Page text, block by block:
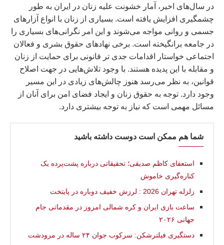
در سال‌های اخیر، آمار خشونت علیه زنان در ایران به طور
چشمگیری افزایش یافته است. بسیاری از زنان با انواع آزارهای
جسمی و روانی مواجه می‌شوند و این امر نگرانی‌های بسیاری را
در جامعه برانگیخته است. برخی نهادهای حقوق بشری و فعالان
اجتماعی خواستار اقدامات جدی‌ تر قانونی برای حمایت از زنان
و مقابله با این پدیده هستند. با وجود تلاش‌هایی در جهت اصلاح
قوانین، به نظر می‌رسد هنوز چالش‌های زیادی در این مسیر
وجود دارد. توجه به حقوق زنان و ایجاد فضای امن برای آنان از
مسائل مهمی است که نیاز به توجه بیشتری دارد.
شما هم ممکن است دوست داشته باشید
استعفای کاظم صدیقی؛ تحقیقاتی درباره پشت‌پرده یک
کناره‌گیری خاموش
زلزله تهران 2026 : لرزش خفیف دوباره در پایتخت
ساعت بازی ایران و کره شمالی امروز در مقدماتی جام
جهانی ۲۰۲۶
دستگیری فیلترشکن: سرکوب جوان ۲۴ ساله در مرودشت